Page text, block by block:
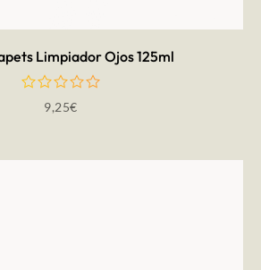
Limpiador Ojos 125ml
9,25€